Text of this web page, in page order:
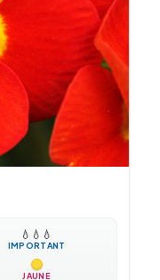
💧 💧 💧
IMPORTANT
JAUNE